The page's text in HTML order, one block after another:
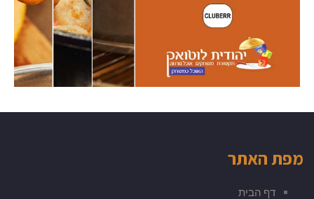
מפת האתר
דף הבית